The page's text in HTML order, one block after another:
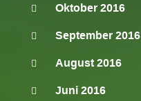
Oktober 2016
September 2016
August 2016
Juni 2016